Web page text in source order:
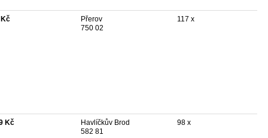
Přerov
750 02
117 x
Kč
Havlíčkův Brod
582 81
98 x